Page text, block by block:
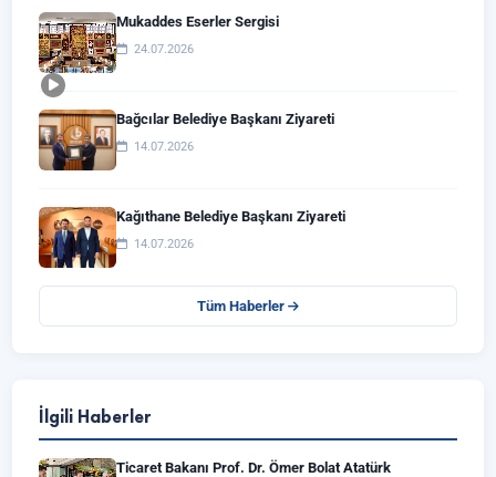
Mukaddes Eserler Sergisi
24.07.2026
Bağcılar Belediye Başkanı Ziyareti
14.07.2026
Kağıthane Belediye Başkanı Ziyareti
14.07.2026
Tüm Haberler
İlgili Haberler
Ticaret Bakanı Prof. Dr. Ömer Bolat Atatürk